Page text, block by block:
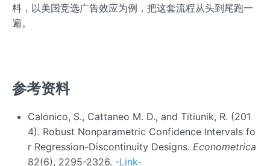
料，以美国竞选广告效应为例，把这套流程从头到尾跑一
遍。
参考资料
Calonico, S., Cattaneo M. D., and Titiunik, R. (201
4). Robust Nonparametric Confidence Intervals fo
r Regression-Discontinuity Designs. Econometrica
82(6), 2295-2326. -Link-